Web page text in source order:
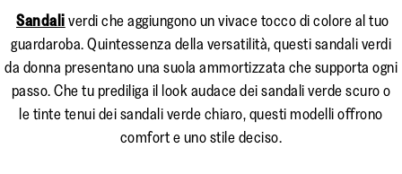
rinunciare alla praticità.
Sandaliverdi che aggiungono un vivace tocco di colore al tuo
guardaroba. Quintessenza della versatilità, questi sandali verdi
da donna presentano una suola ammortizzata che supporta ogni
passo. Che tu prediliga il look audace dei sandali verde scuro o
le tinte tenui dei sandali verde chiaro, questi modelli offrono
comfort e uno stile deciso.